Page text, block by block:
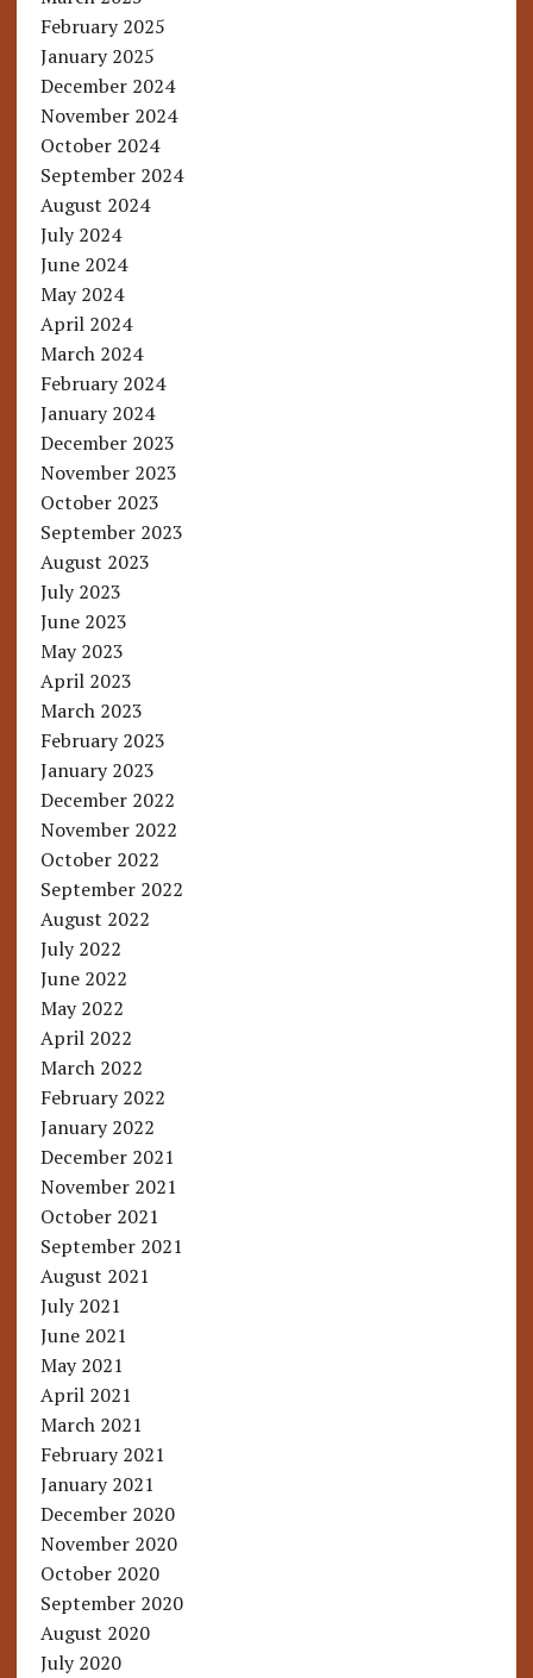
February 2025
January 2025
December 2024
November 2024
October 2024
September 2024
August 2024
July 2024
June 2024
May 2024
April 2024
March 2024
February 2024
January 2024
December 2023
November 2023
October 2023
September 2023
August 2023
July 2023
June 2023
May 2023
April 2023
March 2023
February 2023
January 2023
December 2022
November 2022
October 2022
September 2022
August 2022
July 2022
June 2022
May 2022
April 2022
March 2022
February 2022
January 2022
December 2021
November 2021
October 2021
September 2021
August 2021
July 2021
June 2021
May 2021
April 2021
March 2021
February 2021
January 2021
December 2020
November 2020
October 2020
September 2020
August 2020
July 2020